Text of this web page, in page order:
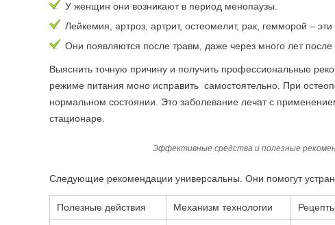
У женщин они возникают в период менопаузы.
Лейкемия, артроз, артрит, остеомелит, рак, гемморой –
Они появляются после травм, даже через много лет после
Выяснить точную причину и получить профессиональные
режиме питания моно исправить самостоятельно. При
нормальном состоянии. Это заболевание лечат с
стационаре.
Эффективные средства и полезные
Следующие рекомендации универсальны. Они помогут
Полезные действия Механизм технологии